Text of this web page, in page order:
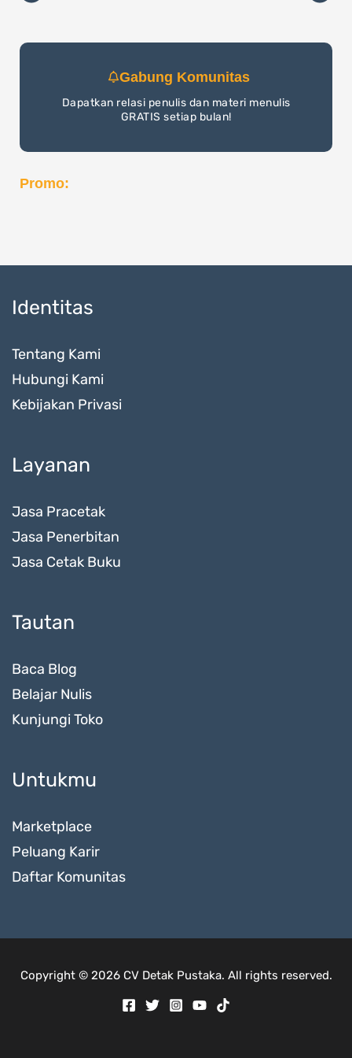
Gabung Komunitas
Dapatkan relasi penulis dan materi menulis
GRATIS setiap bulan!
Promo:
Identitas
Tentang Kami
Hubungi Kami
Kebijakan Privasi
Layanan
Jasa Pracetak
Jasa Penerbitan
Jasa Cetak Buku
Tautan
Baca Blog
Belajar Nulis
Kunjungi Toko
Untukmu
Marketplace
Peluang Karir
Daftar Komunitas
Copyright © 2026 CV Detak Pustaka. All rights reserved.